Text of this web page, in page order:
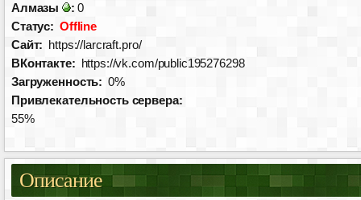
Алмазы : 0
Статус: Offline
Сайт: https://larcraft.pro/
ВКонтакте: https://vk.com/public195276298
Загруженность: 0%
Привлекательность сервера:
55%
Описание